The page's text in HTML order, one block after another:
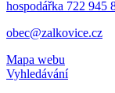
hospodářka 722 945
obec@zalkovice.cz
Mapa webu
Vyhledávání